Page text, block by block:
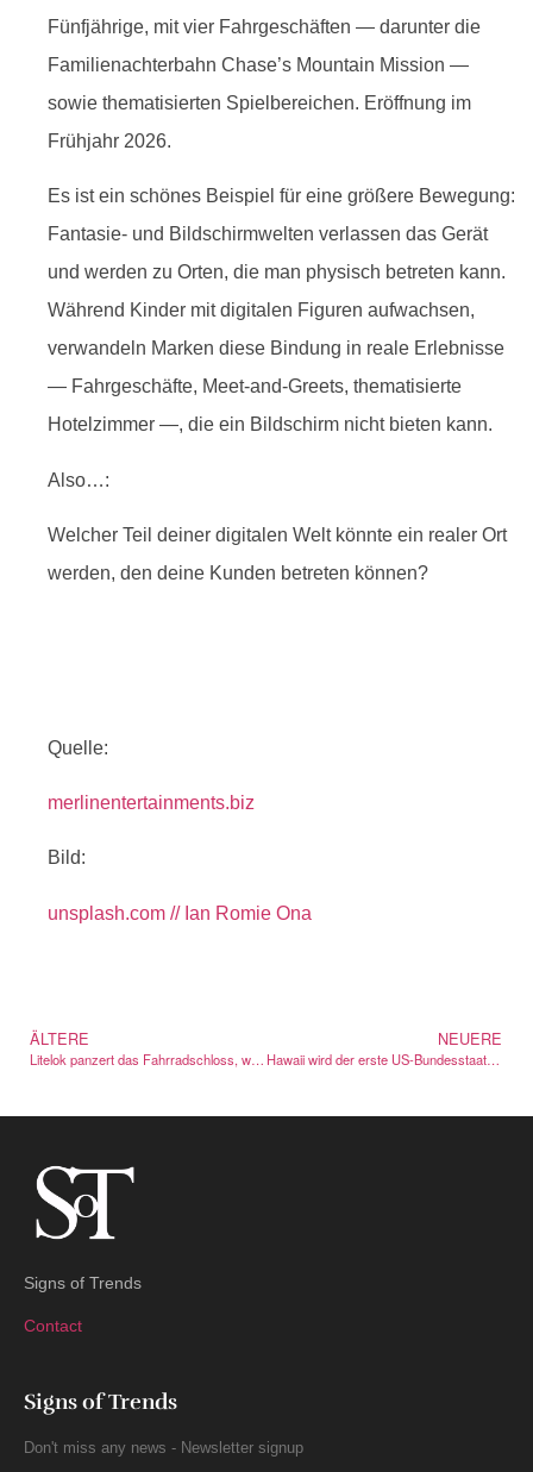
Fünfjährige, mit vier Fahrgeschäften — darunter die
Familienachterbahn Chase’s Mountain Mission —
sowie thematisierten Spielbereichen. Eröffnung im
Frühjahr 2026.
Es ist ein schönes Beispiel für eine größere Bewegung:
Fantasie- und Bildschirmwelten verlassen das Gerät
und werden zu Orten, die man physisch betreten kann.
Während Kinder mit digitalen Figuren aufwachsen,
verwandeln Marken diese Bindung in reale Erlebnisse
— Fahrgeschäfte, Meet-and-Greets, thematisierte
Hotelzimmer —, die ein Bildschirm nicht bieten kann.
Also…:
Welcher Teil deiner digitalen Welt könnte ein realer Ort
werden, den deine Kunden betreten können?
Quelle:
merlinentertainments.biz
Bild:
unsplash.com // Ian Romie Ona
ÄLTERE
Litelok panzert das Fahrradschloss, während Diebstahl dreister wird
NEUERE
Hawaii wird der erste US-Bundesstaat mit einer Klima-Abgabe für Touristen
Signs of Trends
Contact
Signs of Trends
Don't miss any news - Newsletter signup